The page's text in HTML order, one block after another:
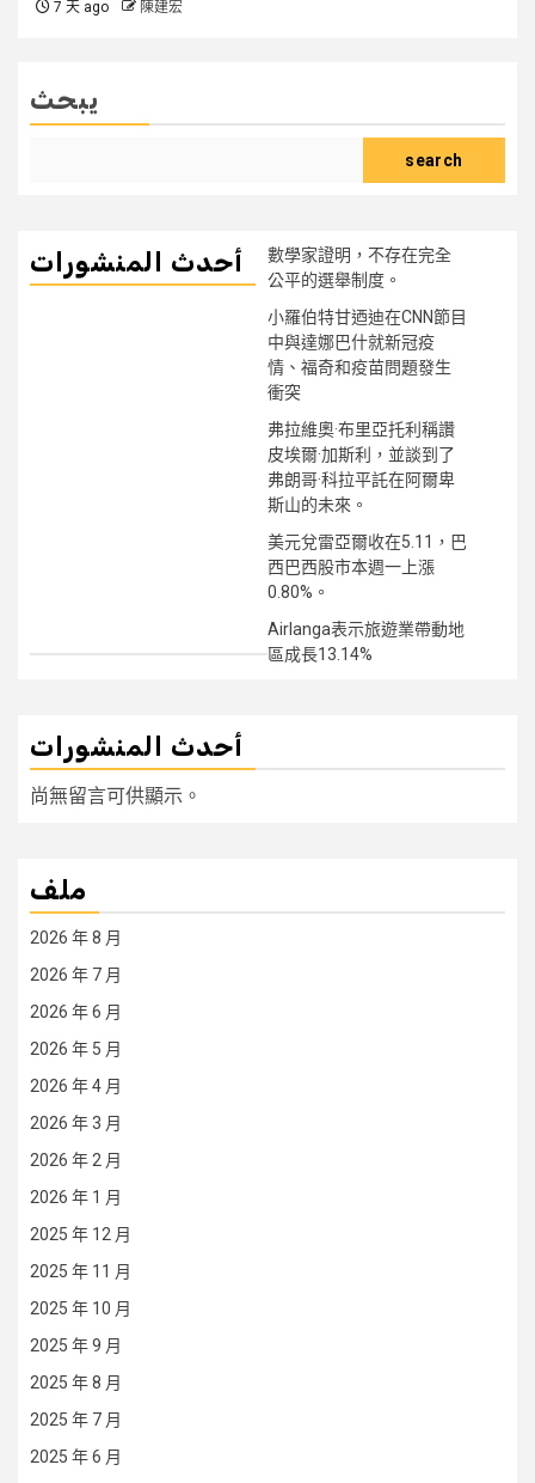
7 天 ago 陳建宏
يبحث
search
أحدث المنشورات
數學家證明，不存在完全
公平的選舉制度。
小羅伯特甘迺迪在CNN節目
中與達娜巴什就新冠疫
情、福奇和疫苗問題發生
衝突
弗拉維奧·布里亞托利稱讚
皮埃爾·加斯利，並談到了
弗朗哥·科拉平託在阿爾卑
斯山的未來。
美元兌雷亞爾收在5.11，巴
西巴西股市本週一上漲
0.80%。
Airlanga表示旅遊業帶動地
區成長13.14%
أحدث المنشورات
尚無留言可供顯示。
ملف
2026 年 8 月
2026 年 7 月
2026 年 6 月
2026 年 5 月
2026 年 4 月
2026 年 3 月
2026 年 2 月
2026 年 1 月
2025 年 12 月
2025 年 11 月
2025 年 10 月
2025 年 9 月
2025 年 8 月
2025 年 7 月
2025 年 6 月